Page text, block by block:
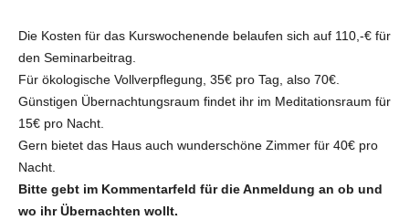
Die Kosten für das Kurswochenende belaufen sich auf 110,-€ für
den Seminarbeitrag.
Für ökologische Vollverpflegung, 35€ pro Tag, also 70€.
Günstigen Übernachtungsraum findet ihr im Meditationsraum für
15€ pro Nacht.
Gern bietet das Haus auch wunderschöne Zimmer für 40€ pro
Nacht.
Bitte gebt im Kommentarfeld für die Anmeldung an ob und
wo ihr Übernachten wollt.